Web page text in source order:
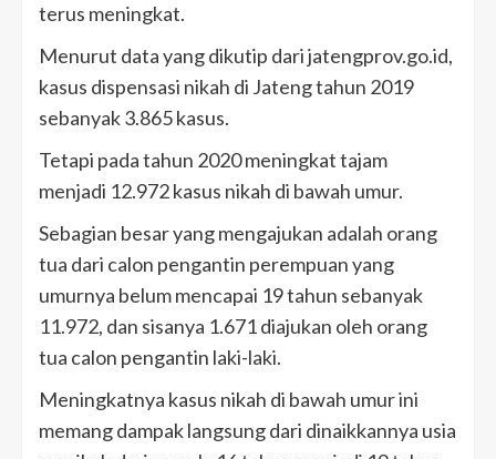
terus meningkat.
Menurut data yang dikutip dari jatengprov.go.id,
kasus dispensasi nikah di Jateng tahun 2019
sebanyak 3.865 kasus.
Tetapi pada tahun 2020 meningkat tajam
menjadi 12.972 kasus nikah di bawah umur.
Sebagian besar yang mengajukan adalah orang
tua dari calon pengantin perempuan yang
umurnya belum mencapai 19 tahun sebanyak
11.972, dan sisanya 1.671 diajukan oleh orang
tua calon pengantin laki-laki.
Meningkatnya kasus nikah di bawah umur ini
memang dampak langsung dari dinaikkannya usia